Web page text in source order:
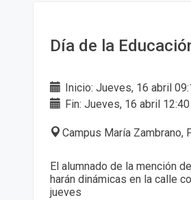
Día de la
Inicio: Jueves, 16 abril
Fin: Jueves, 16 abril 12:40
Campus María Zambrano,
El alumnado de la mención
harán dinámicas en la calle
jueves